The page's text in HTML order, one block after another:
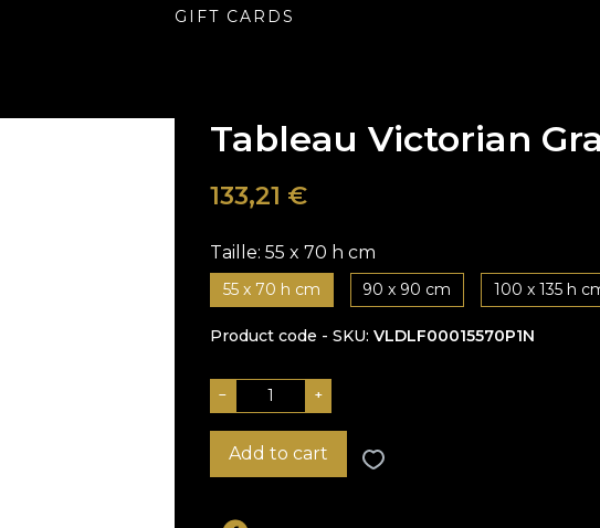
GIFT CARDS
Tableau Victorian
133,21 €
Taille: 55 x 70 h cm
55 x 70 h cm 90 x 90 cm 100 x 135 h
Product code - SKU VLDLF00015570P1N
− +
Add to cart